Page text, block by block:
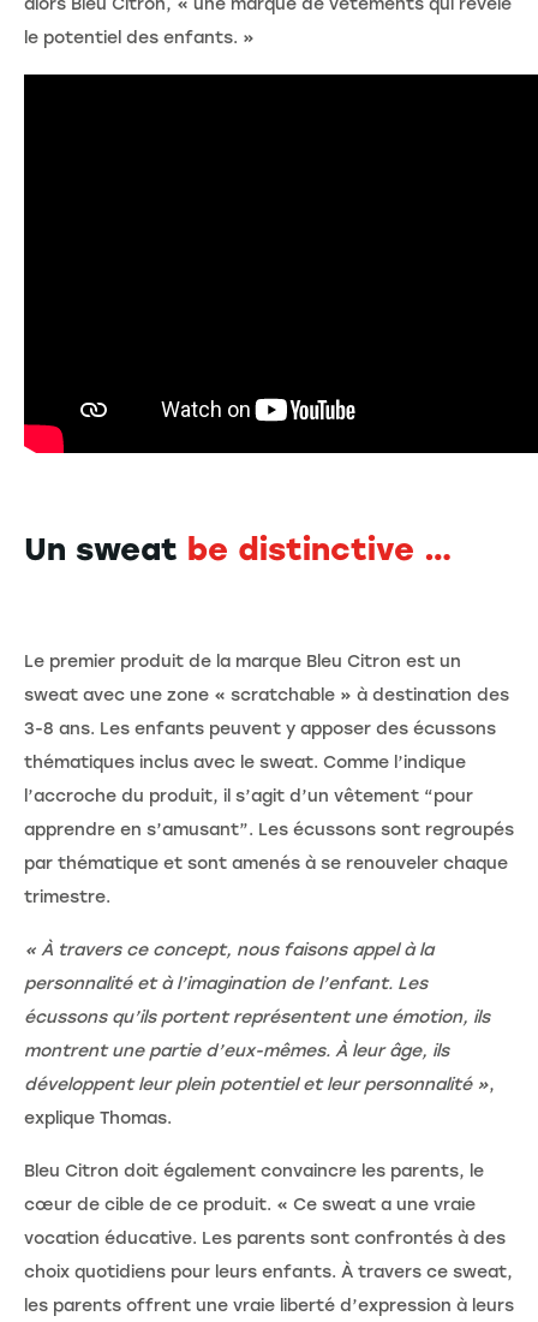
alors Bleu Citron, « une marque de vêtements qui révèle
le potentiel des enfants. »
Un sweat be distinctive …
Le premier produit de la marque Bleu Citron est un
sweat avec une zone « scratchable » à destination des
3-8 ans. Les enfants peuvent y apposer des écussons
thématiques inclus avec le sweat. Comme l’indique
l’accroche du produit, il s’agit d’un vêtement “pour
apprendre en s’amusant”. Les écussons sont regroupés
par thématique et sont amenés à se renouveler chaque
trimestre.
« À travers ce concept, nous faisons appel à la
personnalité et à l’imagination de l’enfant. Les
écussons qu’ils portent représentent une émotion, ils
montrent une partie d’eux-mêmes. À leur âge, ils
développent leur plein potentiel et leur personnalité »,
explique Thomas.
Bleu Citron doit également convaincre les parents, le
cœur de cible de ce produit. « Ce sweat a une vraie
vocation éducative. Les parents sont confrontés à des
choix quotidiens pour leurs enfants. À travers ce sweat,
les parents offrent une vraie liberté d’expression à leurs